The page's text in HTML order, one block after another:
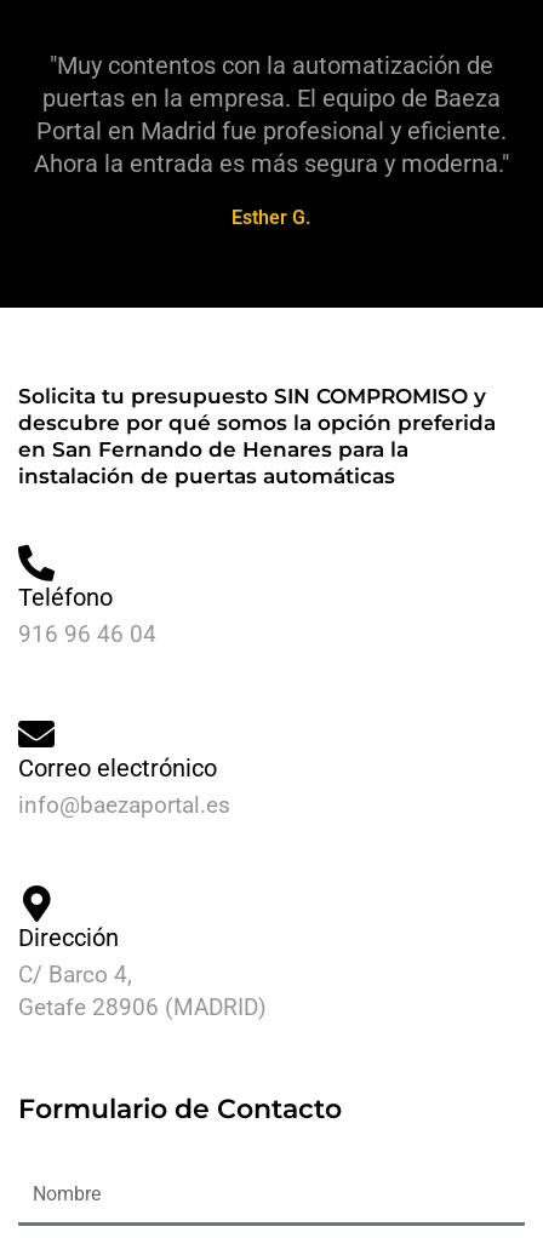
"Muy contentos con la automatización de
puertas en la empresa. El equipo de Baeza
Portal en Madrid fue profesional y eficiente.
Ahora la entrada es más segura y moderna."
Esther G.
Solicita tu presupuesto SIN COMPROMISO y
descubre por qué somos la opción preferida
en San Fernando de Henares para la
instalación de puertas automáticas
Teléfono
916 96 46 04
Correo electrónico
info@baezaportal.es
Dirección
C/ Barco 4,
Getafe 28906 (MADRID)
Formulario de Contacto